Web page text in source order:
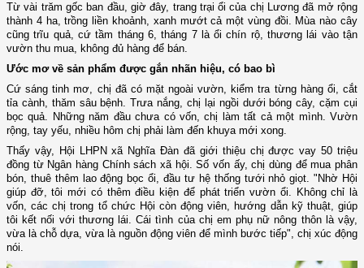
Từ vài trăm gốc ban đầu, giờ đây, trang trại ổi của chị Lương đã mở rộng
thành 4 ha, trồng liền khoảnh, xanh mướt cả một vùng đồi. Mùa nào cây
cũng trĩu quả, cứ tầm tháng 6, tháng 7 là ổi chín rộ, thương lái vào tận
vườn thu mua, không đủ hàng để bán.
Ước mơ về sản phẩm được gắn nhãn hiệu, có bao bì
Cứ sáng tinh mơ, chị đã có mặt ngoài vườn, kiểm tra từng hàng ổi, cắt
tỉa cành, thăm sâu bệnh. Trưa nắng, chị lại ngồi dưới bóng cây, cặm cụi
bọc quả. Những năm đầu chưa có vốn, chị làm tất cả một mình. Vườn
rộng, tay yếu, nhiều hôm chị phải làm đến khuya mới xong.
Thấy vậy, Hội LHPN xã Nghĩa Đàn đã giới thiệu chị được vay 50 triệu
đồng từ Ngân hàng Chính sách xã hội. Số vốn ấy, chị dùng để mua phân
bón, thuê thêm lao động bọc ổi, đầu tư hệ thống tưới nhỏ giọt. "Nhờ Hội
giúp đỡ, tôi mới có thêm điều kiện để phát triển vườn ổi. Không chỉ là
vốn, các chị trong tổ chức Hội còn động viên, hướng dẫn kỹ thuật, giúp
tôi kết nối với thương lái. Cái tình của chị em phụ nữ nông thôn là vậy,
vừa là chỗ dựa, vừa là nguồn động viên để mình bước tiếp", chị xúc động
nói.